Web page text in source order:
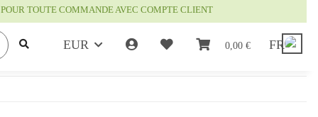
TOUTE COMMANDE AVEC COMPTE CLIENT
EUR 0,00 € FR